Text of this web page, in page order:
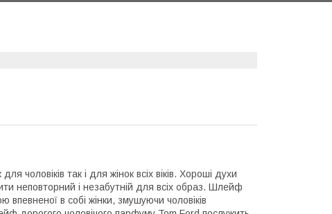
чоловіків так і для жінок всіх віків. Хороші духи
неповторний і незабутній для всіх образ. Шлейф
в собі жінки, змушуючи чоловіків